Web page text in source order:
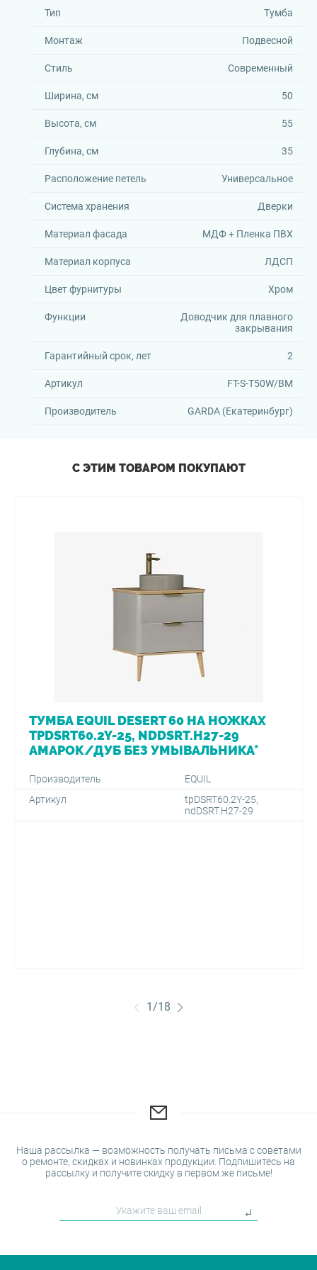
Тип Тумба
Монтаж Подвесной
Стиль Современный
Ширина, см 50
Высота, см 55
Глубина, см 35
Расположение петель Универсальное
Система хранения Дверки
Материал фасада МДФ + Пленка ПВХ
Материал корпуса ЛДСП
Цвет фурнитуры Хром
Функции
Доводчик для плавного
закрывания
Гарантийный срок, лет 2
Артикул FT-S-T50W/BM
Производитель GARDA (Екатеринбург)
С ЭТИМ ТОВАРОМ ПОКУПАЮТ
ТУМБА EQUIL DESERT 60 НА НОЖКАХ
TPDSRT60.2Y-25, NDDSRT.H27-29
АМАРОК/ДУБ БЕЗ УМЫВАЛЬНИКА*
Производитель
EQUIL
Артикул
tpDSRT60.2Y-25,
ndDSRT.H27-29
1/18
Наша рассылка — возможность получать письма с советами
о ремонте, скидках и новинках продукции. Подпишитесь на
рассылку и получите скидку в первом же письме!